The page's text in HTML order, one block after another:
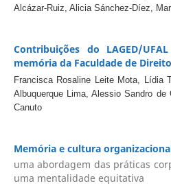
Alcázar-Ruiz, Alicia Sánchez-Díez,
Contribuições do LAGED/
memória da Faculdade de
Francisca Rosaline Leite Mota, Lídia
Albuquerque Lima, Alessio Sandro
Canuto
Memória e cultura
uma abordagem das práticas
uma mentalidade equitativa